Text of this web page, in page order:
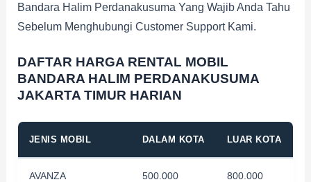
Bandara Halim Perdanakusuma Yang Wajib Anda Tahu
Sebelum Menghubungi Customer Support Kami.
DAFTAR HARGA RENTAL MOBIL
BANDARA HALIM PERDANAKUSUMA
JAKARTA TIMUR HARIAN
JENIS MOBIL DALAM KOTA LUAR KOTA
AVANZA 500.000 800.000